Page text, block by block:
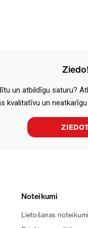
Ziedo!
un atbildīgu saturu?
kvalitatīvu un
Noteikumi
Lietošanas noteikumi